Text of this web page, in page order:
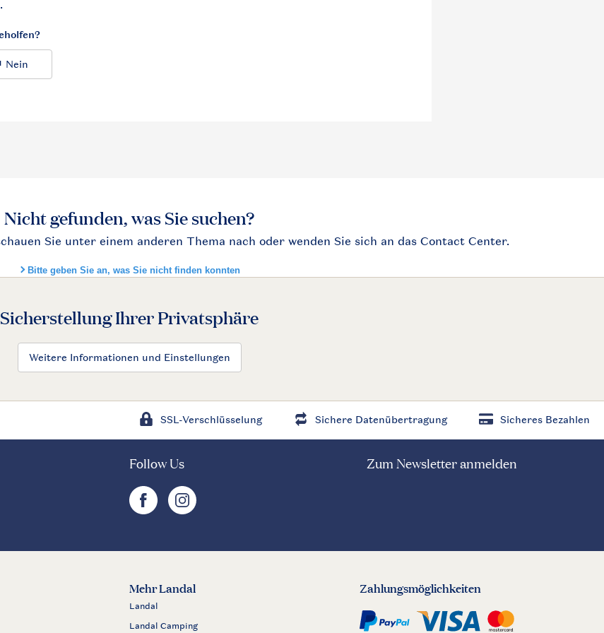
Sicherstellung Ihrer Privatsphäre
Weitere Informationen und Einstellungen
SSL-Verschlüsselung Sichere Datenübertragung Sicheres Bezahlen
Follow Us
facebookinstagram
Zum Newsletter anmelden
Mehr Landal
Landal
Landal Camping
Zahlungsmöglichkeiten